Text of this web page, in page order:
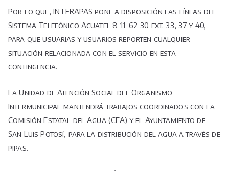
Por lo que, INTERAPAS pone a disposición las líneas del
Sistema Telefónico Acuatel 8-11-62-30 ext. 33, 37 y 40,
para que usuarias y usuarios reporten cualquier
situación relacionada con el servicio en esta
contingencia.
La Unidad de Atención Social del Organismo
Intermunicipal mantendrá trabajos coordinados con la
Comisión Estatal del Agua (CEA) y el Ayuntamiento de
San Luis Potosí, para la distribución del agua a través de
pipas.